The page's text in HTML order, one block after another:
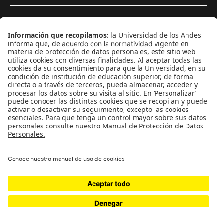
CONTÁCTANOS
cerosetenta@uniandes.edu.co
BOGOTÁ, COLOMBIA
NEWSLETTER